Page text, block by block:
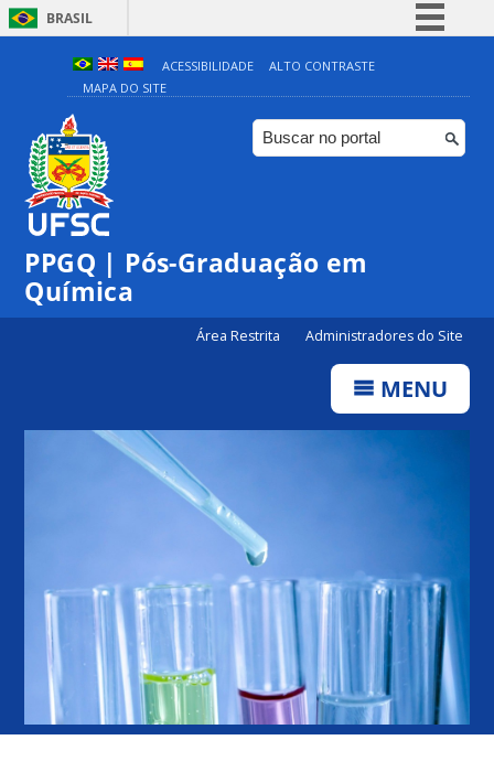
BRASIL
Simplifique!
Comunica BR
Participe
ACESSIBILIDADE
ALTO CONTRASTE
MAPA DO SITE
PPGQ | Pós-Graduação em
Química
Área Restrita Administradores do Site
MENU